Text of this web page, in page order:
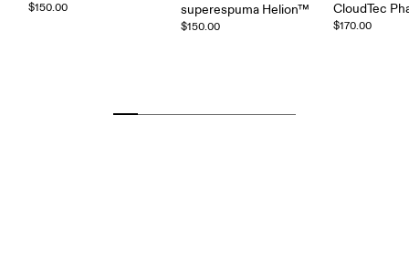
$150.00
superespuma Helion™
$150.00
CloudTec
$170.00